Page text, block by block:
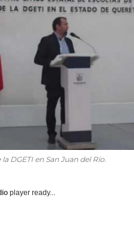
DGETI en San Juan del Río.
player ready...